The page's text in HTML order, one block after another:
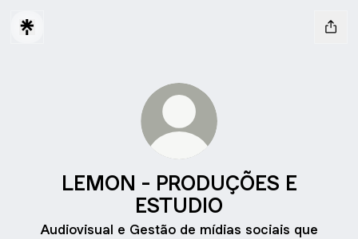
LEMON - PRODUÇÕES E
ESTUDIO
Audiovisual e Gestão de mídias sociais que